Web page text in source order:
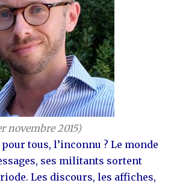
novembre 2015)
tous, l’inconnu ? Le monde
ses militants sortent
Les discours, les affiches,